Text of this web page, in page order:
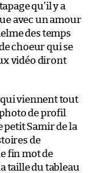
qu’il y a
avec un amour
des temps
choeur qui se
vidéo diront
qui viennent tout
de profil
petit Samir de la
de
fin mot de
taille du tableau